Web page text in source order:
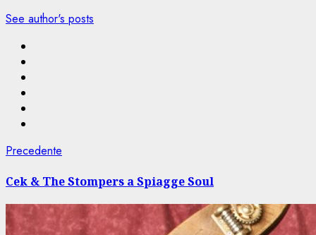
See author's posts
Navigazione
articolo
Precedente
Cek & The Stompers a Spiagge Soul